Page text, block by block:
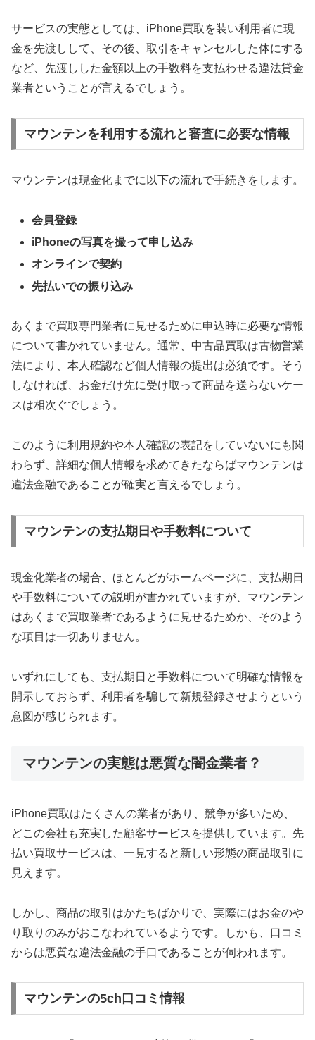
サービスの実態としては、iPhone買取を装い利用者に現
金を先渡しして、その後、取引をキャンセルした体にする
など、先渡しした金額以上の手数料を支払わせる違法貸金
業者ということが言えるでしょう。
マウンテンを利用する流れと審査に必要な情報
マウンテンは現金化までに以下の流れで手続きをします。
会員登録
iPhoneの写真を撮って申し込み
オンラインで契約
先払いでの振り込み
あくまで買取専門業者に見せるために申込時に必要な情報
について書かれていません。通常、中古品買取は古物営業
法により、本人確認など個人情報の提出は必須です。そう
しなければ、お金だけ先に受け取って商品を送らないケー
スは相次ぐでしょう。
このように利用規約や本人確認の表記をしていないにも関
わらず、詳細な個人情報を求めてきたならばマウンテンは
違法金融であることが確実と言えるでしょう。
マウンテンの支払期日や手数料について
現金化業者の場合、ほとんどがホームページに、支払期日
や手数料についての説明が書かれていますが、マウンテン
はあくまで買取業者であるように見せるためか、そのよう
な項目は一切ありません。
いずれにしても、支払期日と手数料について明確な情報を
開示しておらず、利用者を騙して新規登録させようという
意図が感じられます。
マウンテンの実態は悪質な闇金業者？
iPhone買取はたくさんの業者があり、競争が多いため、
どこの会社も充実した顧客サービスを提供しています。先
払い買取サービスは、一見すると新しい形態の商品取引に
見えます。
しかし、商品の取引はかたちばかりで、実際にはお金のや
り取りのみがおこなわれているようです。しかも、口コミ
からは悪質な違法金融の手口であることが伺われます。
マウンテンの5ch口コミ情報